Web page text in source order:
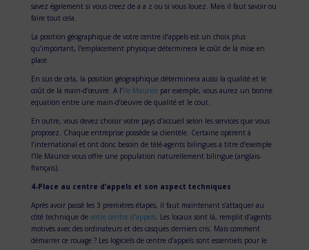
savez également si vous creez de a a z ou si vous louez. Mais il faut savoir ou
faire tout cela.
La position géographique de votre centre d’appels est un choix plus
qu’important, l’emplacement physique déterminera le coût de la mise en
place.
En sus de cela, la position géographique déterminera aussi la qualité et le
coût de la main-d’œuvre. A l’île Mauricepar exemple, vous aurez un bonne
equation entre une main-d’oeuvre de qualité et le cout.
En outre, vous devez choisir votre pays d’accueil selon les services que vous
proposez. Chaque entreprise possède sa clientèle. Certaine opèrent à
l’international et ont donc besoin de télé-agents bilingues a titre d’exemple
l’île Maurice vous offre une population naturellement bilingue (anglais-
français).
4-Place au centre d’appels et son aspect techniques
Après avoir passé les 3 premières étapes, il faut maintenant s’attaquer au
côté technique de votre centre d’appels. Les locaux sont là, remplit d’agents
motivés avec des ordinateurs et des casques derniers cris. Mais comment
démarrer ce rouage ? Les logiciels de centre d’appels sont essentiels pour le